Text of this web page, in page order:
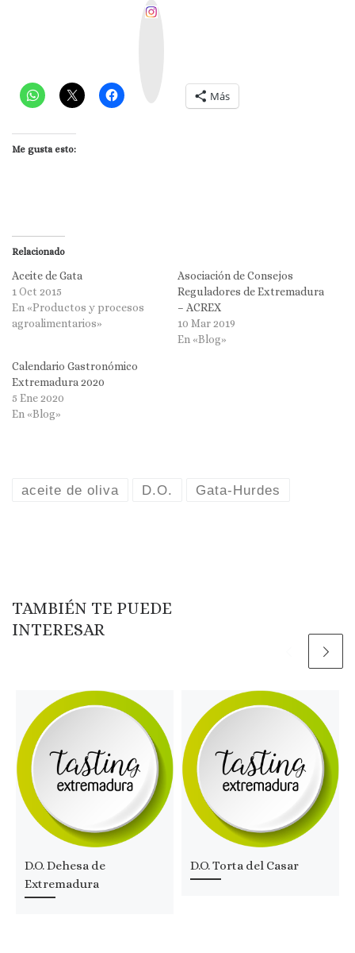
Más
Me gusta esto:
Relacionado
Aceite de Gata
1 Oct 2015
En «Productos y procesos
agroalimentarios»
Asociación de Consejos
Reguladores de Extremadura
– ACREX
10 Mar 2019
En «Blog»
Calendario Gastronómico
Extremadura 2020
5 Ene 2020
En «Blog»
aceite de oliva D.O. Gata-Hurdes
TAMBIÉN TE PUEDE
INTERESAR
D.O. Dehesa de
Extremadura
D.O. Torta del Casar